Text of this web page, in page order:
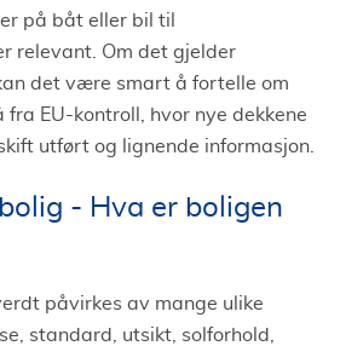
på båt eller bil til
relevant. Om det gjelder
det være smart å fortelle om
EU-kontroll, hvor nye dekkene
utført og lignende informasjon.
- Hva er boligen
påvirkes av mange ulike
standard, utsikt, solforhold,